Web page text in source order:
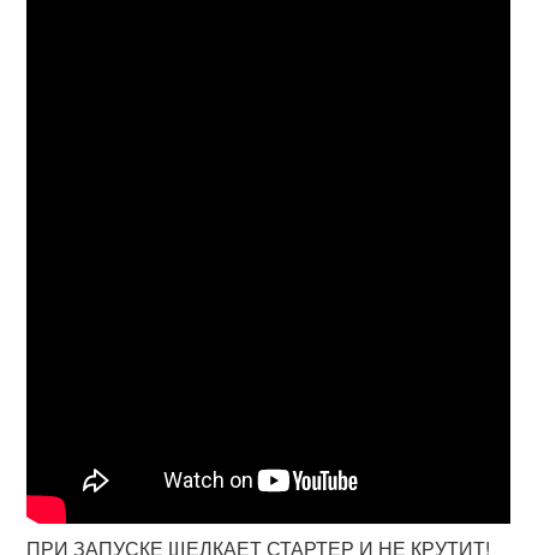
ПРИ ЗАПУСКЕ ЩЕЛКАЕТ СТАРТЕР И НЕ КРУТИТ!